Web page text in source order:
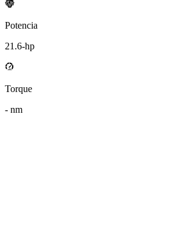
Potencia
21.6-hp
Torque
- nm